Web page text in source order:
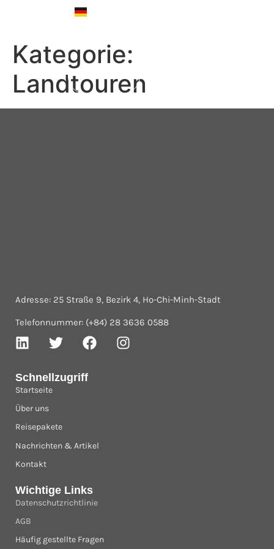
Kategorie:
Landtouren
Adresse: 25 Straße 9, Bezirk 4, Ho-Chi-Minh-Stadt
Telefonnummer: (+84) 28 3636 0588
Schnellzugriff
Startseite
Über uns
Reisepakete
Nachrichten & Artikel
Kontakt
Wichtige Links
Datenschutzrichtlinie
AGB
Häufig gestellte Fragen